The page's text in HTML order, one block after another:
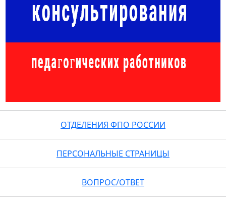
ОТДЕЛЕНИЯ ФПО РОССИИ
ПЕРСОНАЛЬНЫЕ СТРАНИЦЫ
ВОПРОС/ОТВЕТ